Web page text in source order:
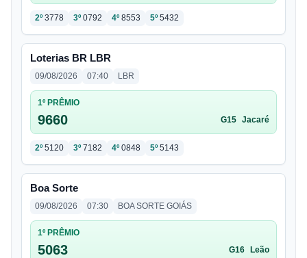
2º 3778 3º 0792 4º 8553 5º 5432
Loterias BR LBR
09/08/2026 07:40 LBR
1º PRÊMIO
9660 G15 Jacaré
2º 5120 3º 7182 4º 0848 5º 5143
Boa Sorte
09/08/2026 07:30 BOA SORTE GOIÁS
1º PRÊMIO
5063 G16 Leão